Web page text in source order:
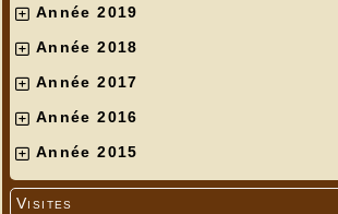
Année 2019
Année 2018
Année 2017
Année 2016
Année 2015
Visites